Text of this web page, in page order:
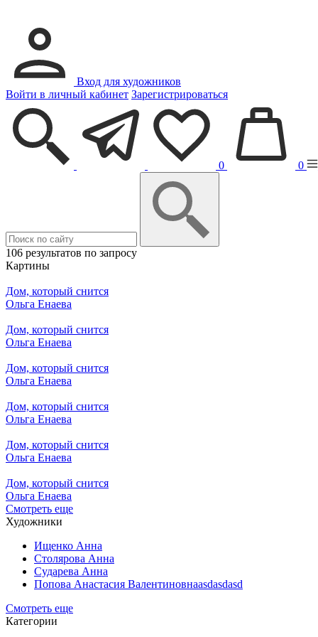
Вход для художников
Войти в личный кабинет Зарегистрироваться
0 0
106 результатов по запросу
Картины
Дом, который снится
Ольга Енаева
Дом, который снится
Ольга Енаева
Дом, который снится
Ольга Енаева
Дом, который снится
Ольга Енаева
Дом, который снится
Ольга Енаева
Дом, который снится
Ольга Енаева
Смотреть еще
Художники
Ищенко Анна
Столярова Анна
Сударева Анна
Попова Анастасия Валентиновнаasdasdasd
Смотреть еще
Категории